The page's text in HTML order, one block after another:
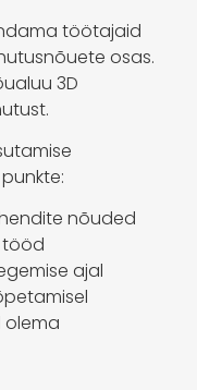
töötajaid
osas.
3D
nõuded
ajal
olema